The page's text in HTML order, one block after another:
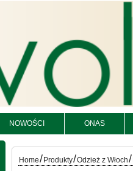
NOWOŚCI ONAS
Home/ Produkty/Odzież z Włoch/